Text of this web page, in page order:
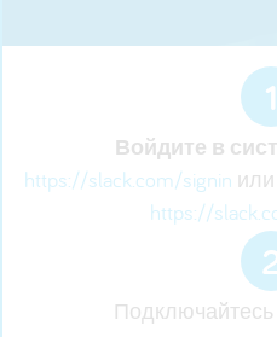
1
Войдите в
https://slack.com/signin или
https://
Подключайтесь